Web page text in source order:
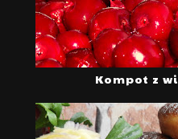
Kompot z